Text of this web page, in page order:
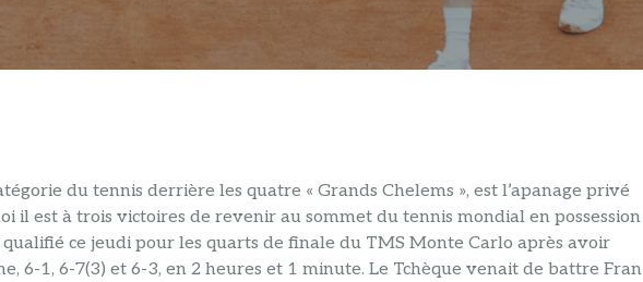
du tennis derrière les quatre « Grands Chelems », est l’apanage privé
il est à trois victoires de revenir au sommet du tennis mondial en possession
qualifié ce jeudi pour les quarts de finale du TMS Monte Carlo après avoir
6-1, 6-7(3) et 6-3, en 2 heures et 1 minute. Le Tchèque venait de battre Fran